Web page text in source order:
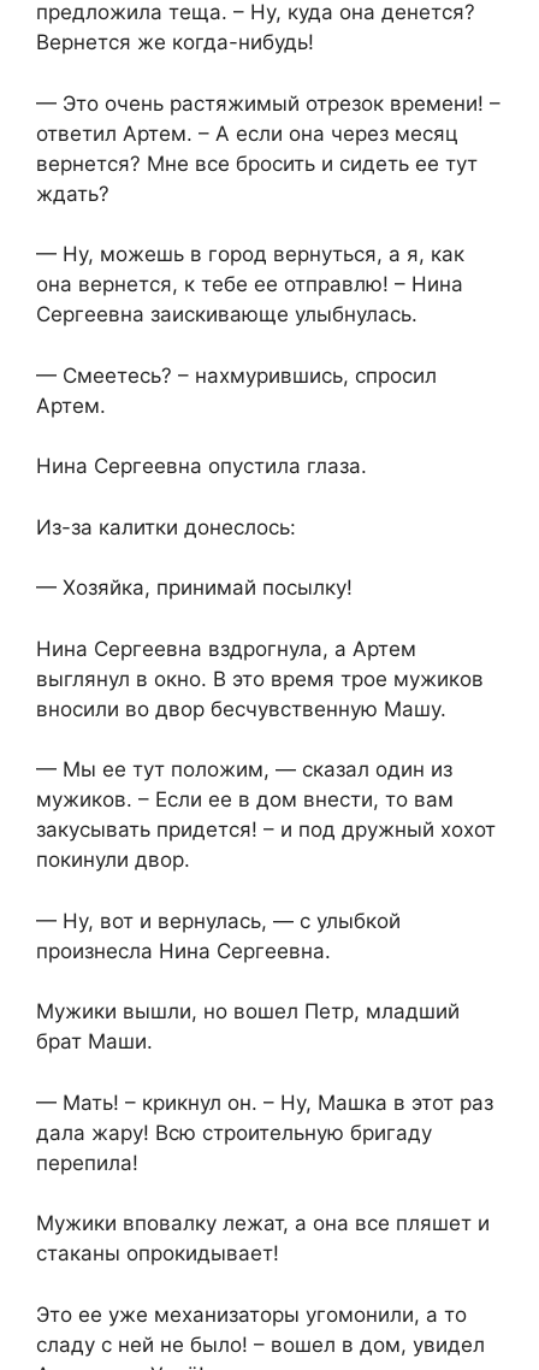
предложила теща. – Ну, куда она денется?
Вернется же когда-нибудь!
— Это очень растяжимый отрезок времени! –
ответил Артем. – А если она через месяц
вернется? Мне все бросить и сидеть ее тут
ждать?
— Ну, можешь в город вернуться, а я, как
она вернется, к тебе ее отправлю! – Нина
Сергеевна заискивающе улыбнулась.
— Смеетесь? – нахмурившись, спросил
Артем.
Нина Сергеевна опустила глаза.
Из-за калитки донеслось:
— Хозяйка, принимай посылку!
Нина Сергеевна вздрогнула, а Артем
выглянул в окно. В это время трое мужиков
вносили во двор бесчувственную Машу.
— Мы ее тут положим, — сказал один из
мужиков. – Если ее в дом внести, то вам
закусывать придется! – и под дружный хохот
покинули двор.
— Ну, вот и вернулась, — с улыбкой
произнесла Нина Сергеевна.
Мужики вышли, но вошел Петр, младший
брат Маши.
— Мать! – крикнул он. – Ну, Машка в этот раз
дала жару! Всю строительную бригаду
перепила!
Мужики вповалку лежат, а она все пляшет и
стаканы опрокидывает!
Это ее уже механизаторы угомонили, а то
сладу с ней не было! – вошел в дом, увидел